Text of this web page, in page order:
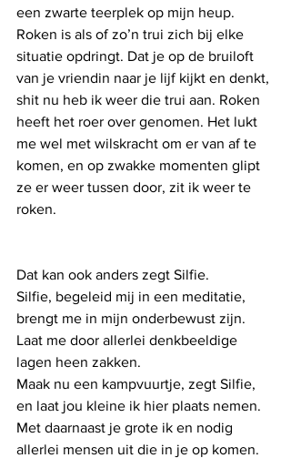
een zwarte teerplek op mijn heup.
Roken is als of zo’n trui zich bij elke
situatie opdringt. Dat je op de bruiloft
van je vriendin naar je lijf kijkt en denkt,
shit nu heb ik weer die trui aan. Roken
heeft het roer over genomen. Het lukt
me wel met wilskracht om er van af te
komen, en op zwakke momenten glipt
ze er weer tussen door, zit ik weer te
roken.
Dat kan ook anders zegt Silfie.
Silfie, begeleid mij in een meditatie,
brengt me in mijn onderbewust zijn.
Laat me door allerlei denkbeeldige
lagen heen zakken.
Maak nu een kampvuurtje, zegt Silfie,
en laat jou kleine ik hier plaats nemen.
Met daarnaast je grote ik en nodig
allerlei mensen uit die in je op komen.